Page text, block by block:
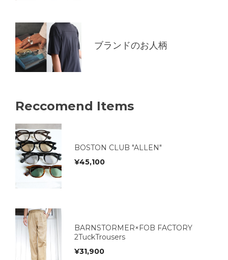
ブランドのお人柄
Reccomend Items
BOSTON CLUB "ALLEN"
¥45,100
BARNSTORMER×FOB FACTORY
2TuckTrousers
¥31,900